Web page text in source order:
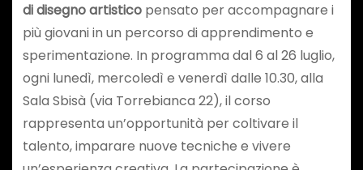
di disegno artisticopensato per accompagnare i
più giovani in un percorso di apprendimento e
sperimentazione. In programma dal 6 al 26 luglio,
ogni lunedì, mercoledì e venerdì dalle 10.30, alla
Sala Sbisà (via Torrebianca 22), il corso
rappresenta un’opportunità per coltivare il
talento, imparare nuove tecniche e vivere